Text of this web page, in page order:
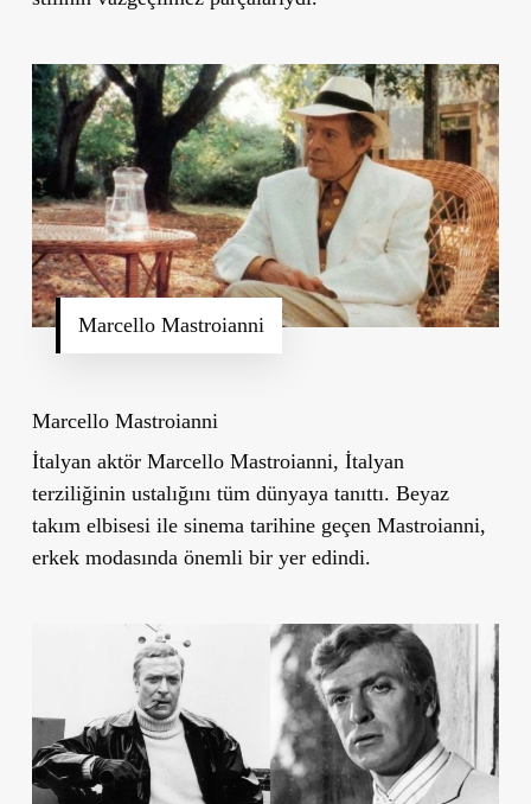
Marcello Mastroianni
Marcello Mastroianni
İtalyan aktör Marcello Mastroianni, İtalyan
terziliğinin ustalığını tüm dünyaya tanıttı. Beyaz
takım elbisesi ile sinema tarihine geçen Mastroianni,
erkek modasında önemli bir yer edindi.